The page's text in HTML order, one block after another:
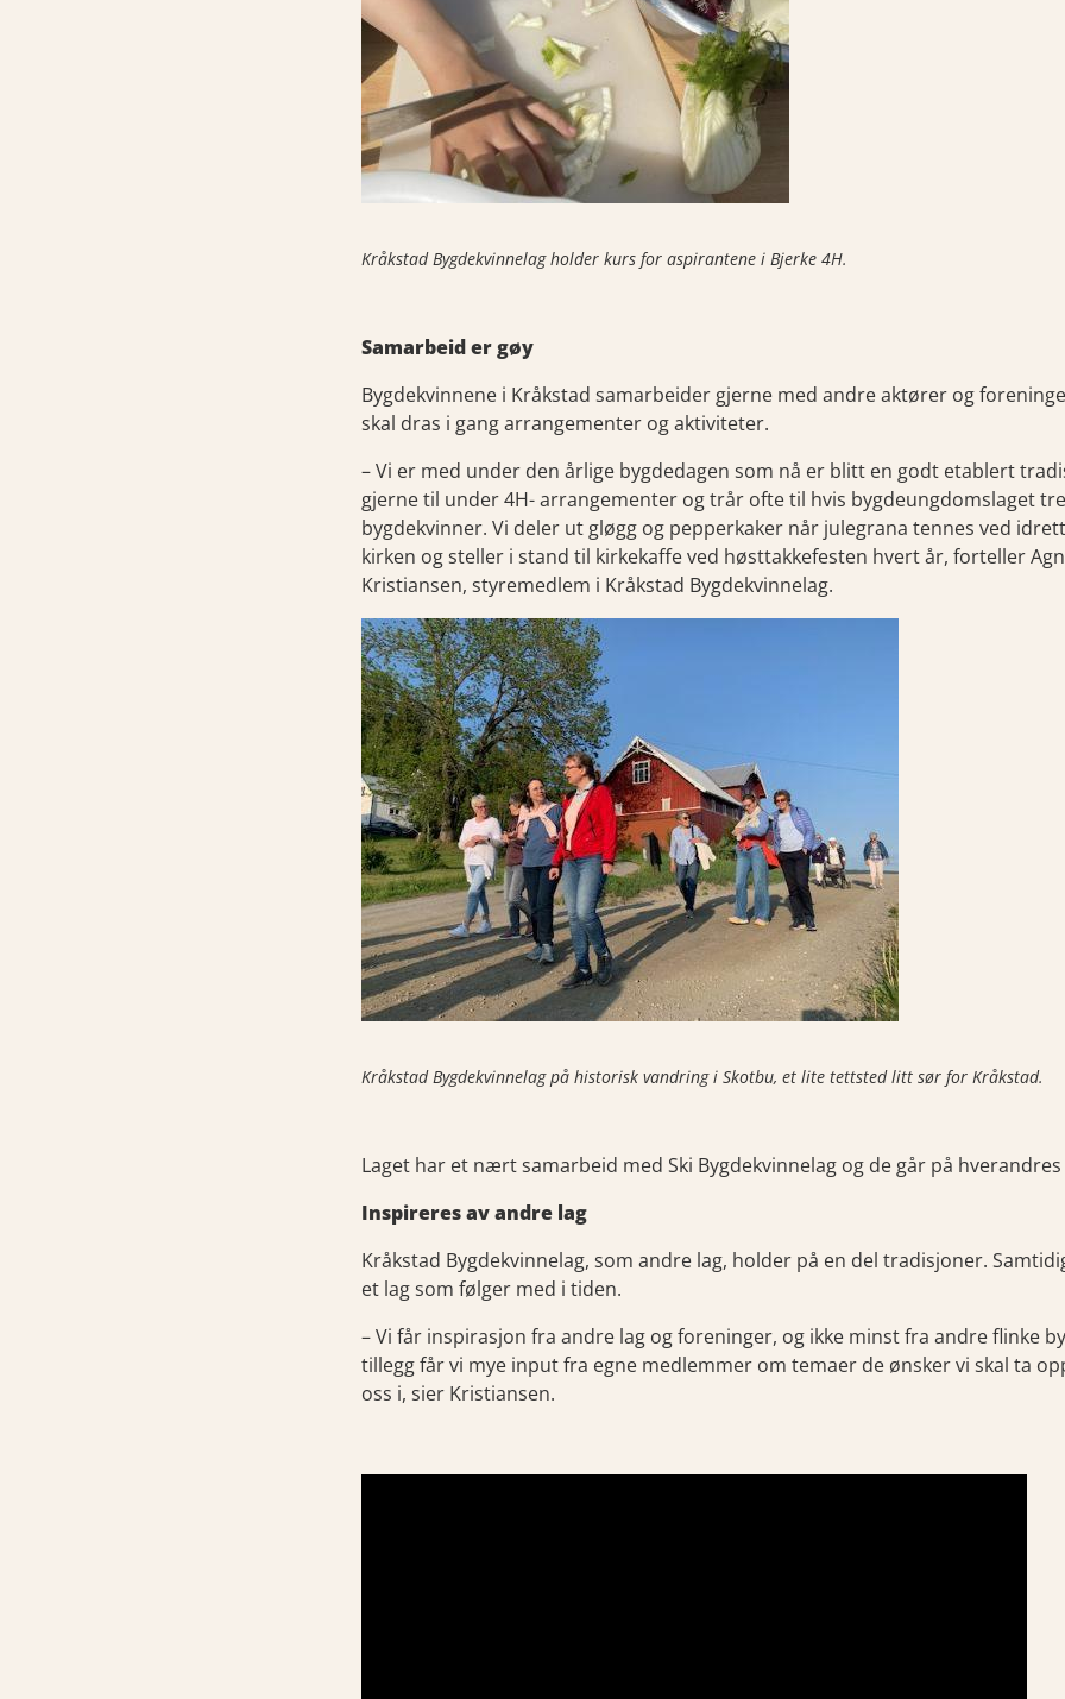
Kråkstad Bygdekvinnelag holder kurs for aspirantene i Bjerke 4H.
Samarbeid er gøy
Bygdekvinnene i Kråkstad samarbeider gjerne med andre aktører og
skal dras i gang arrangementer og aktiviteter.
– Vi er med under den årlige bygdedagen som nå er blitt en godt etablert
gjerne til under 4H- arrangementer og trår ofte til hvis bygdeungdomslaget
bygdekvinner. Vi deler ut gløgg og pepperkaker når julegrana tennes ved
kirken og steller i stand til kirkekaffe ved høsttakkefesten hvert år, forteller
Kristiansen, styremedlem i Kråkstad Bygdekvinnelag.
Kråkstad Bygdekvinnelag på historisk vandring i Skotbu, et lite tettsted litt sør for Kråkstad.
Laget har et nært samarbeid med Ski Bygdekvinnelag og de går på
Inspireres av andre lag
Kråkstad Bygdekvinnelag, som andre lag, holder på en del tradisjoner.
et lag som følger med i tiden.
– Vi får inspirasjon fra andre lag og foreninger, og ikke minst fra andre flinke
tillegg får vi mye input fra egne medlemmer om temaer de ønsker vi skal ta
oss i, sier Kristiansen.